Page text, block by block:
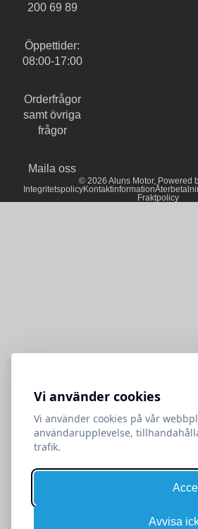
Vi använder cookies
Vi använder cookies på vår
användarupplevelse,
trafik.
Avvisa
200 69 89
Öppettider:
08:00-17:00
Orderfrågor
samt övriga
frågor
Maila oss
© 2026 Aluns Motor, Powered
IntegritetspolicyKontaktinformation
Fraktpolicy